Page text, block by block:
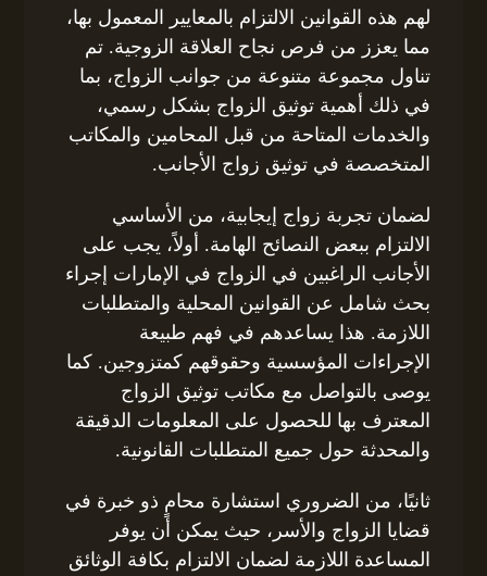
لهم هذه القوانين الالتزام بالمعايير المعمول بها،
مما يعزز من فرص نجاح العلاقة الزوجية. تم
تناول مجموعة متنوعة من جوانب الزواج، بما
في ذلك أهمية توثيق الزواج بشكل رسمي،
والخدمات المتاحة من قبل المحامين والمكاتب
المتخصصة في توثيق زواج الأجانب.
لضمان تجربة زواج إيجابية، من الأساسي
الالتزام ببعض النصائح الهامة. أولاً، يجب على
الأجانب الراغبين في الزواج في الإمارات إجراء
بحث شامل عن القوانين المحلية والمتطلبات
اللازمة. هذا يساعدهم في فهم طبيعة
الإجراءات المؤسسية وحقوقهم كمتزوجين. كما
يوصى بالتواصل مع مكاتب توثيق الزواج
المعترف بها للحصول على المعلومات الدقيقة
والمحدثة حول جميع المتطلبات القانونية.
ثانيًا، من الضروري استشارة محامٍ ذو خبرة في
قضايا الزواج والأسر، حيث يمكن أن يوفر
المساعدة اللازمة لضمان الالتزام بكافة الوثائق